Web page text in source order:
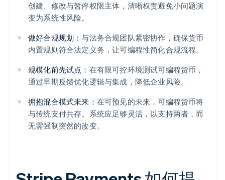
创建、修改与暂停权限主体，清晰权责避免小问题演
变为系统性风险。
做好合规规划：与法务合规团队紧密协作，确保货币
内置规则符合法定义务，让可编程性简化合规流程。
规模化前先试点： 在有限可控环境测试可编程货币，
通过早期反馈优化逻辑与集成，降低企业风险。
拥抱混合模式未来： 在可预见的未来，可编程货币将
与传统支付共存。系统应足够灵活，以支持两者，而
无需强制突然的改变。